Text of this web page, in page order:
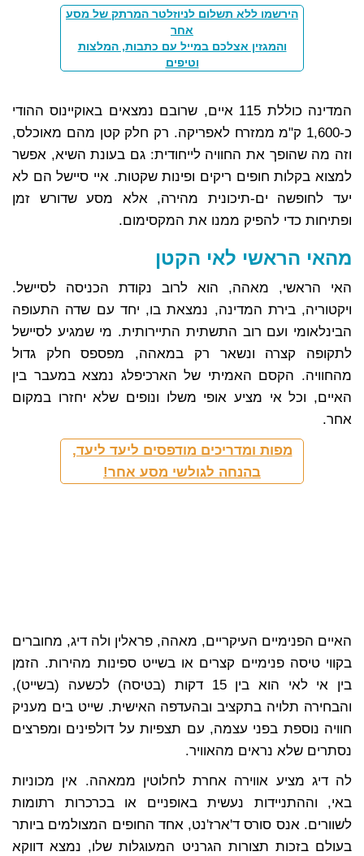
הירשמו ללא תשלום לניוזלטר המרתק של מסע
אחר
והמגזין אצלכם במייל עם כתבות, המלצות
וטיפים
המדינה כוללת 115 איים, שרובם נמצאים באוקיינוס ההודי
כ-1,600 ק"מ ממזרח לאפריקה. רק חלק קטן מהם מאוכלס,
וזה מה שהופך את החוויה לייחודית: גם בעונת השיא, אפשר
למצוא בקלות חופים ריקים ופינות שקטות. איי סיישל הם לא
יעד לחופשה ים-תיכונית מהירה, אלא מסע שדורש זמן
ופתיחות כדי להפיק ממנו את המקסימום.
מהאי הראשי לאי הקטן
האי הראשי, מאהה, הוא לרוב נקודת הכניסה לסיישל.
ויקטוריה, בירת המדינה, נמצאת בו, יחד עם שדה התעופה
הבינלאומי ועם רוב התשתית התיירותית. מי שמגיע לסיישל
לתקופה קצרה ונשאר רק במאהה, מפספס חלק גדול
מהחוויה. הקסם האמיתי של הארכיפלג נמצא במעבר בין
האיים, וכל אי מציע אופי משלו ונופים שלא יחזרו במקום
אחר.
מפות ומדריכים מודפסים ליעד ליעד,
בהנחה לגולשי מסע אחר!
האיים הפנימיים העיקריים, מאהה, פראלין ולה דיג, מחוברים
בקווי טיסה פנימיים קצרים או בשייט ספינות מהירות. הזמן
בין אי לאי הוא בין 15 דקות (בטיסה) לכשעה (בשייט),
והבחירה תלויה בתקציב ובהעדפה האישית. שייט בים מעניק
חוויה נוספת בפני עצמה, עם תצפיות על דולפינים ומפרצים
נסתרים שלא נראים מהאוויר.
לה דיג מציע אווירה אחרת לחלוטין ממאהה. אין מכוניות
באי, וההתניידות נעשית באופניים או בכרכרות רתומות
לשוורים. אנס סורס ד'ארז'נט, אחד החופים המצולמים ביותר
בעולם בזכות תצורות הגרניט המעוגלות שלו, נמצא דווקא